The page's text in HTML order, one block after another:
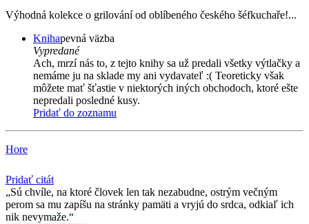
Výhodná kolekce o grilování od oblíbeného českého šéfkuchaře!...
Knihapevná väzba
Vypredané
Ach, mrzí nás to, z tejto knihy sa už predali všetky výtlačky a
nemáme ju na sklade my ani vydavateľ :( Teoreticky však
môžete mať šťastie v niektorých iných obchodoch, ktoré ešte
nepredali posledné kusy.
Pridať do zoznamu
Hore
Pridať citát
Sú chvíle, na ktoré človek len tak nezabudne, ostrým večným
perom sa mu zapíšu na stránky pamäti a vryjú do srdca, odkiaľ ich
nik nevymaže.